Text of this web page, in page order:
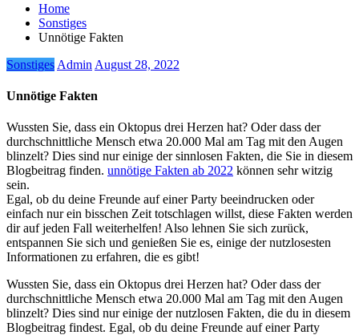
Home
Sonstiges
Unnötige Fakten
Sonstiges Admin August 28, 2022
Unnötige Fakten
Wussten Sie, dass ein Oktopus drei Herzen hat? Oder dass der
durchschnittliche Mensch etwa 20.000 Mal am Tag mit den Augen
blinzelt? Dies sind nur einige der sinnlosen Fakten, die Sie in diesem
Blogbeitrag finden. unnötige Fakten ab 2022 können sehr witzig
sein.
Egal, ob du deine Freunde auf einer Party beeindrucken oder
einfach nur ein bisschen Zeit totschlagen willst, diese Fakten werden
dir auf jeden Fall weiterhelfen! Also lehnen Sie sich zurück,
entspannen Sie sich und genießen Sie es, einige der nutzlosesten
Informationen zu erfahren, die es gibt!
Wussten Sie, dass ein Oktopus drei Herzen hat? Oder dass der
durchschnittliche Mensch etwa 20.000 Mal am Tag mit den Augen
blinzelt? Dies sind nur einige der nutzlosen Fakten, die du in diesem
Blogbeitrag findest. Egal, ob du deine Freunde auf einer Party